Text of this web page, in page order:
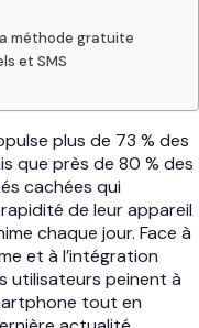
méthode gratuite
et SMS
plus de 73 % des
que près de 80 % des
cachées qui
de leur appareil
chaque jour. Face à
et à l’intégration
utilisateurs peinent à
tout en